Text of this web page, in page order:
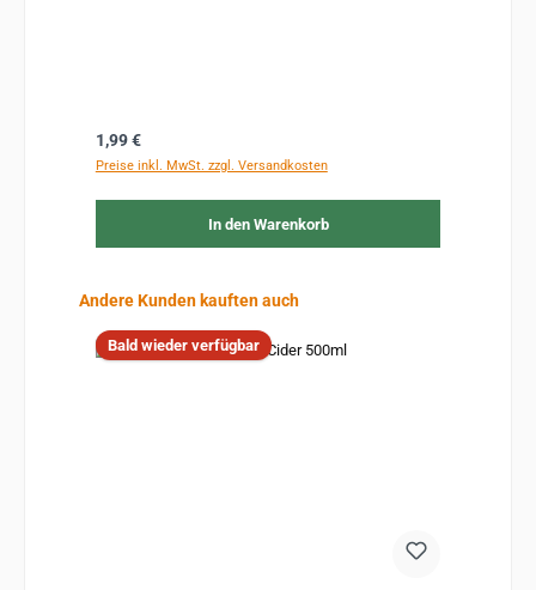
Regulärer Preis:
1,99 €
Preise inkl. MwSt. zzgl. Versandkosten
In den Warenkorb
Produktgalerie überspringen
Andere Kunden kauften auch
Bald wieder verfügbar